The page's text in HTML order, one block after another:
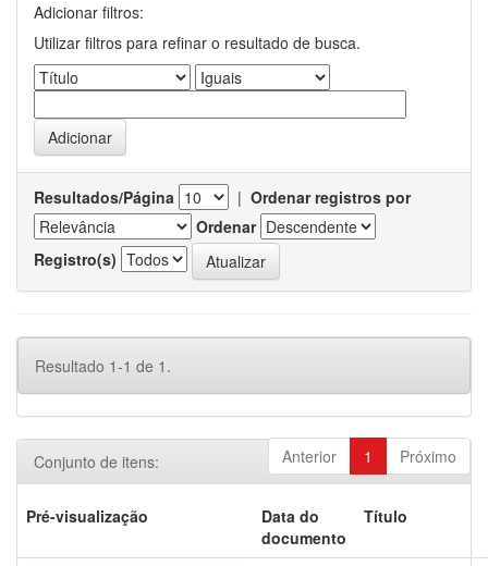
Adicionar filtros:
Utilizar filtros para refinar o resultado de busca.
Resultados/Página | Ordenar registros por
Ordenar
Registro(s)
Resultado 1-1 de 1.
Anterior 1 Próximo
Conjunto de itens:
Pré-visualização
Data do
documento
Título